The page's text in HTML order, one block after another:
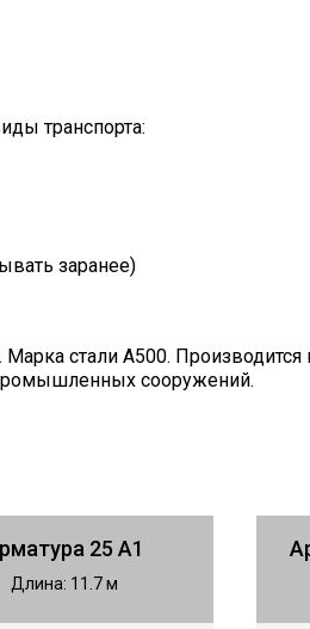
транспорта:
заранее)
стали А500. Производится
сооружений.
25 А1
Длина: 11.7 м